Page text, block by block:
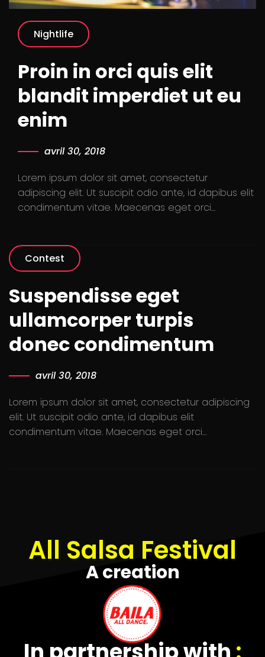
Nightlife
Proin in orci quis elit
blandit imperdiet ut eu
enim
avril 30, 2018
Lorem ipsum dolor sit amet, consectetur
adipiscing elit. Ut suscipit odio ante, id dapibus elit
condimentum vitae. Maecenas eget orci…
Contest
Suspendisse eget
ullamcorper turpis
donec condimentum
avril 30, 2018
Lorem ipsum dolor sit amet, consectetur adipiscing
elit. Ut suscipit odio ante, id dapibus elit
condimentum vitae. Maecenas eget orci…
All Salsa Festival
A creation